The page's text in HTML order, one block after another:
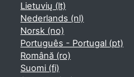
Lietuvių ‎(lt)‎
Nederlands ‎(nl)‎
Norsk ‎(no)‎
Português - Portugal ‎(pt)‎
Română ‎(ro)‎
Suomi ‎(fi)‎